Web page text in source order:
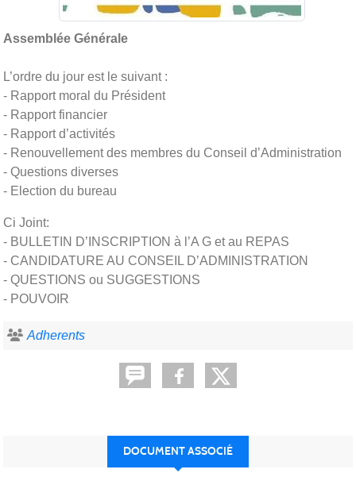
Assemblée Générale
L’ordre du jour est le suivant :
- Rapport moral du Président
- Rapport financier
- Rapport d’activités
- Renouvellement des membres du Conseil d’Administration
- Questions diverses
- Election du bureau
Ci Joint:
- BULLETIN D’INSCRIPTION à l’A G et au REPAS
- CANDIDATURE AU CONSEIL D’ADMINISTRATION
- QUESTIONS ou SUGGESTIONS
- POUVOIR
Adherents
DOCUMENT ASSOCIÉ